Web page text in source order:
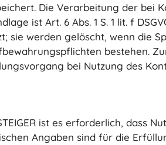
Die Verarbeitung der bei
ist Art. 6 Abs. 1 S. 1 lit. f
sie werden gelöscht, wenn die
bestehen.
bei Nutzung des
ist es erforderlich, dass
Angaben sind für die